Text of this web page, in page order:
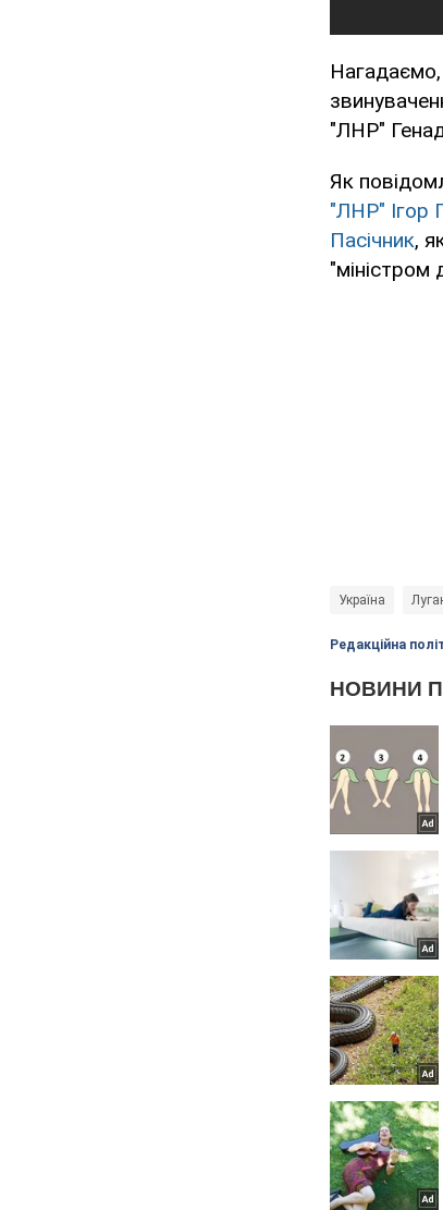
"ЛНР"
Як
"ЛНР" Ігор
Пасічник,
"міністром
Україна
Редакційна